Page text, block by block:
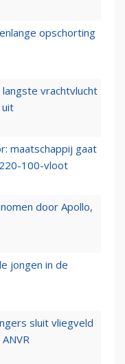
opschorting
vrachtvlucht
maatschappij gaat
100-vloot
door Apollo,
jongen in de
sluit vliegveld